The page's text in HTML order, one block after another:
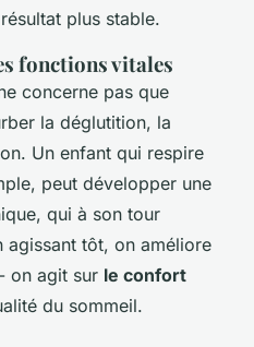
plus stable.
fonctions vitales
concerne pas que
la déglutition, la
Un enfant qui respire
peut développer une
qui à son tour
agissant tôt, on améliore
on agit sur le confort
du sommeil.